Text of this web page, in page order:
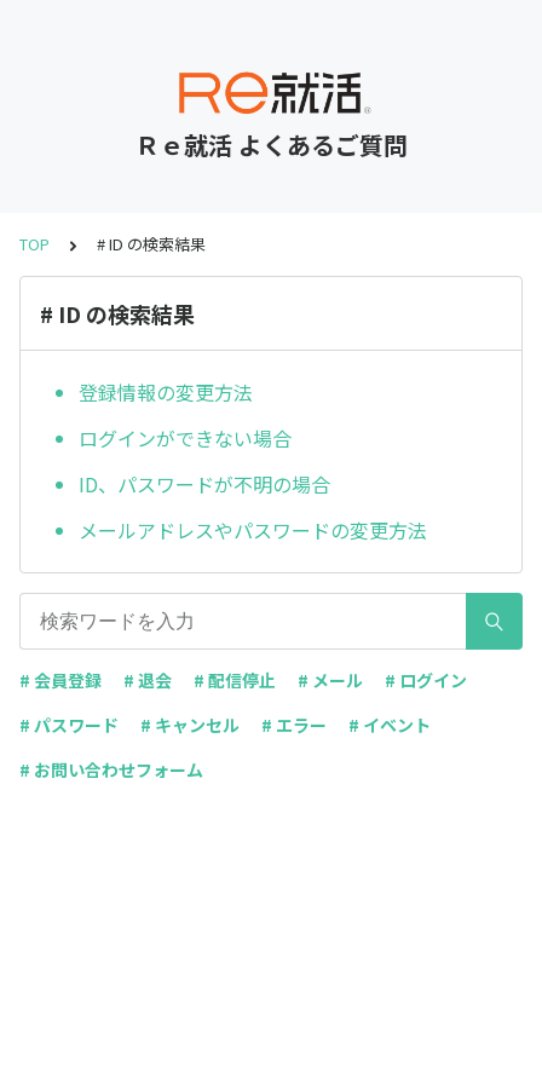
Ｒｅ就活 よくあるご質問
TOP # ID の検索結果
# ID の検索結果
登録情報の変更方法
ログインができない場合
ID、パスワードが不明の場合
メールアドレスやパスワードの変更方法
# 会員登録 # 退会 # 配信停止 # メール
# ログイン
# パスワード
# キャンセル # エラー
# イベント
# お問い合わせフォーム